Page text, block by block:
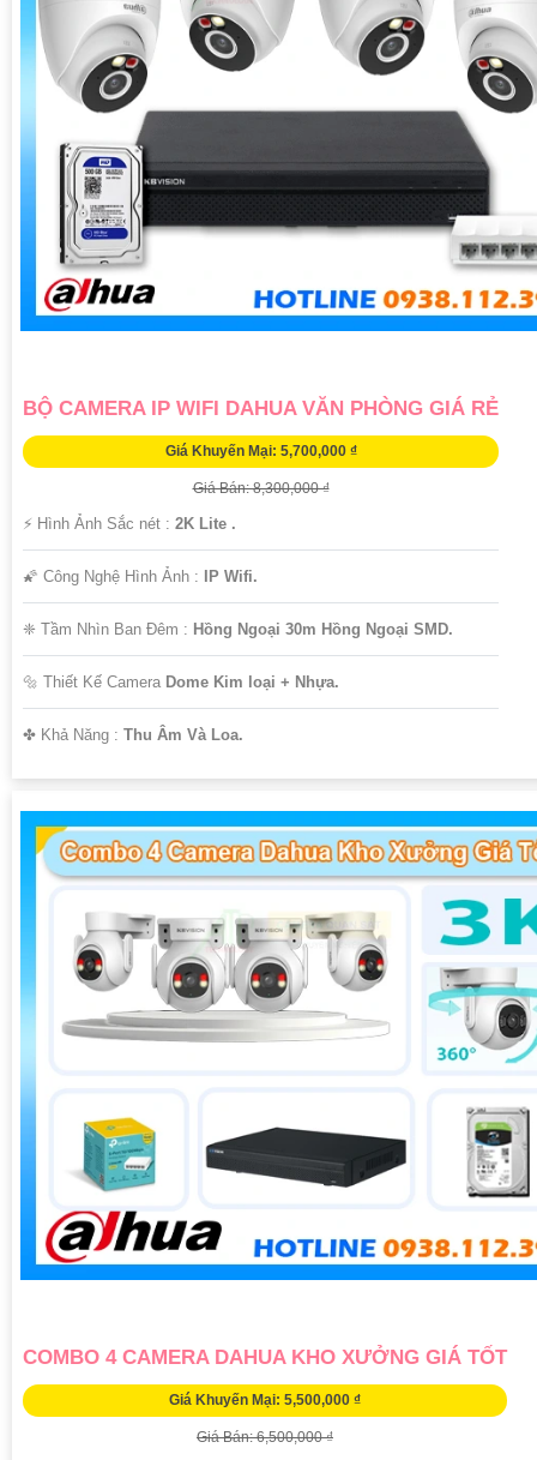
BỘ CAMERA IP WIFI DAHUA VĂN PHÒNG GIÁ RẺ
Giá Khuyến Mại: 5,700,000 ₫
Giá Bán: 8,300,000 ₫
️⚡ Hình Ảnh Sắc nét : 2K Lite .
🌠 Công Nghệ Hình Ảnh : IP Wifi.
❈ Tầm Nhìn Ban Đêm : Hồng Ngoại 30m Hồng Ngoại SMD.
🔩 Thiết Kế Camera Dome Kim loại + Nhựa.
️✤ Khả Năng : Thu Âm Và Loa.
COMBO 4 CAMERA DAHUA KHO XƯỞNG GIÁ TỐT
Giá Khuyến Mại: 5,500,000 ₫
Giá Bán: 6,500,000 ₫